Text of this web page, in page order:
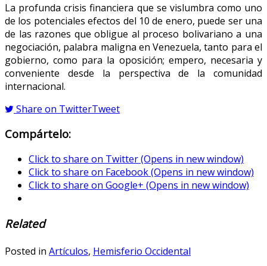
La profunda crisis financiera que se vislumbra como uno
de los potenciales efectos del 10 de enero, puede ser una
de las razones que obligue al proceso bolivariano a una
negociación, palabra maligna en Venezuela, tanto para el
gobierno, como para la oposición; empero, necesaria y
conveniente desde la perspectiva de la comunidad
internacional.
Share on TwitterTweet
Compártelo:
Click to share on Twitter (Opens in new window)
Click to share on Facebook (Opens in new window)
Click to share on Google+ (Opens in new window)
Related
Posted in Artículos, Hemisferio Occidental